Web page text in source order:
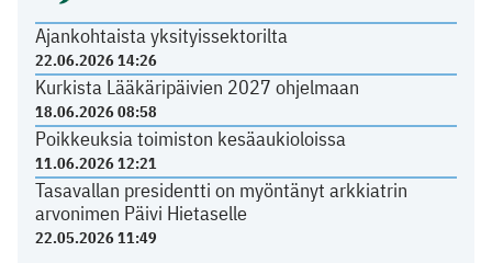
Ajankohtaista yksityissektorilta
22.06.2026 14:26
Kurkista Lääkäripäivien 2027 ohjelmaan
18.06.2026 08:58
Poikkeuksia toimiston kesäaukioloissa
11.06.2026 12:21
Tasavallan presidentti on myöntänyt arkkiatrin
arvonimen Päivi Hietaselle
22.05.2026 11:49